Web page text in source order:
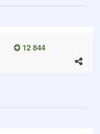
12 844